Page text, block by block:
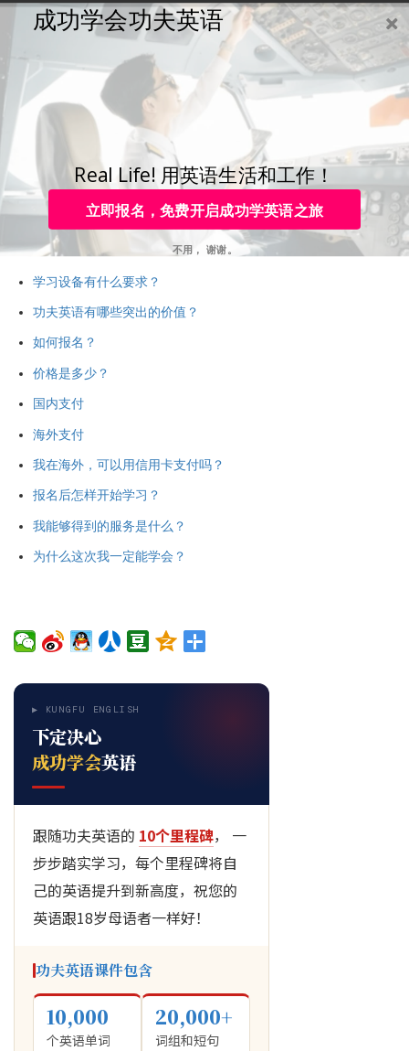
购买
咨询
注册
登录
Toggle
navigation
咨询热线：
4006-979-088 或 0755-88820630
报名FAQ
功夫英语怎么学？
我是如何进步的？
课程的口音是什么？
学习设备有什么要求？
功夫英语有哪些突出的价值？
如何报名？
价格是多少？
国内支付
海外支付
我在海外，可以用信用卡支付吗？
报名后怎样开始学习？
我能够得到的服务是什么？
为什么这次我一定能学会？
▶ KUNGFU ENGLISH
下定决心
成功学会英语
跟随功夫英语的 10个里程碑， 一
步步踏实学习，每个里程碑将自
己的英语提升到新高度，祝您的
英语跟18岁母语者一样好！
功夫英语课件包含
10,000
个英语单词
20,000+
词组和短句
立即报名，免费开启成功学英语之旅
成功学会功夫英语
Real Life! 用英语生活和工作！
不用， 谢谢。